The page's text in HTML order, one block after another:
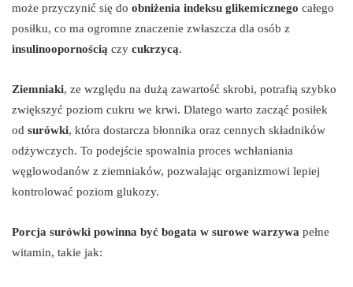
może przyczynić się do obniżenia indeksu glikemicznego całego
posiłku, co ma ogromne znaczenie zwłaszcza dla osób z
insulinoopornością czy cukrzycą.
Ziemniaki, ze względu na dużą zawartość skrobi, potrafią szybko
zwiększyć poziom cukru we krwi. Dlatego warto zacząć posiłek
od surówki, która dostarcza błonnika oraz cennych składników
odżywczych. To podejście spowalnia proces wchłaniania
węglowodanów z ziemniaków, pozwalając organizmowi lepiej
kontrolować poziom glukozy.
Porcja surówki powinna być bogata w surowe warzywa pełne
witamin, takie jak: